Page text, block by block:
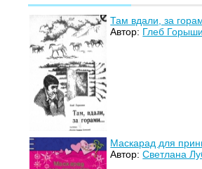
Там вдали, за
Автор: Глеб
Маскарад для
Автор:Светлана